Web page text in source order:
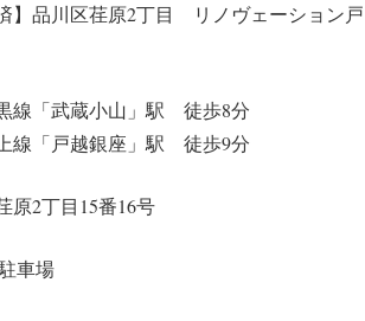
済】品川区荏原2丁目 リノヴェーション戸
線「武蔵小山」駅 徒歩8分
線「戸越銀座」駅 徒歩9分
原2丁目15番16号
車場